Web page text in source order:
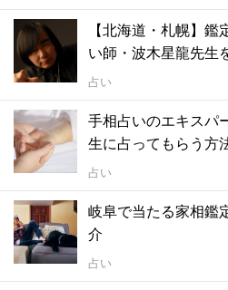
【北海道・札幌】
い師・波木星龍先生
占い
手相占いのエキスパ
生に占ってもらう方
占い
岐阜で当たる家相鑑
介
占い